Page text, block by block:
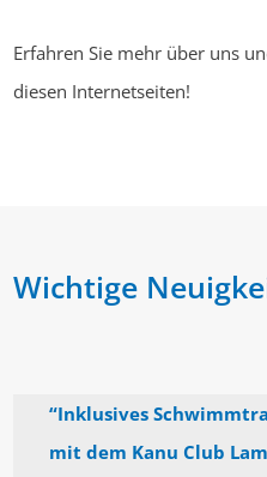
Erfahren Sie mehr über uns
diesen Internetseiten!
Wichtige
“Inklusives
mit dem Kanu Club